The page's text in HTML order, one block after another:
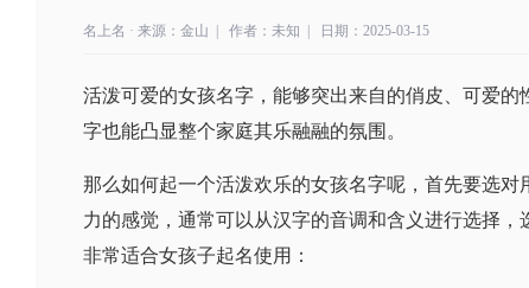
名上名 · 来源：金山 | 作者：未知 | 日期：2025-03-15
活泼可爱的女孩名字，能够突出来自的俏皮、可爱
字也能凸显整个家庭其乐融融的氛围。
那么如何起一个活泼欢乐的女孩名字呢，首先要选
力的感觉，通常可以从汉字的音调和含义进行选择
非常适合女孩子起名使用：